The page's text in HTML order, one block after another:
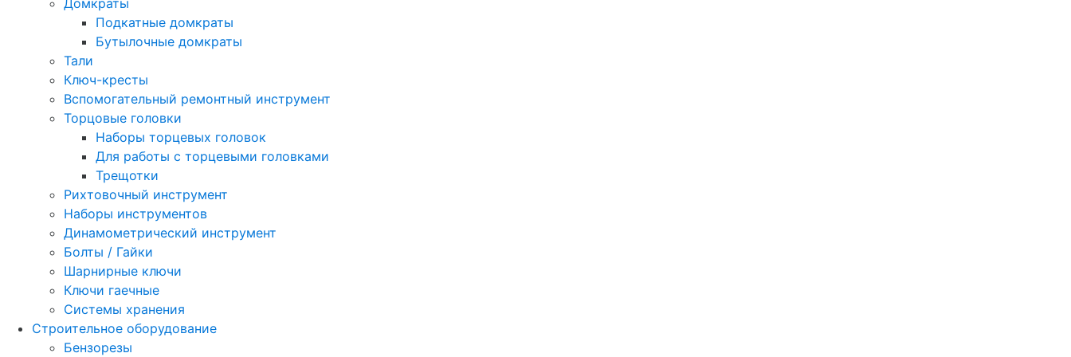
Домкраты
Подкатные домкраты
Бутылочные домкраты
Тали
Ключ-кресты
Вспомогательный ремонтный инструмент
Торцовые головки
Наборы торцевых головок
Для работы с торцевыми головками
Трещотки
Рихтовочный инструмент
Наборы инструментов
Динамометрический инструмент
Болты / Гайки
Шарнирные ключи
Ключи гаечные
Системы хранения
Строительное оборудование
Бензорезы